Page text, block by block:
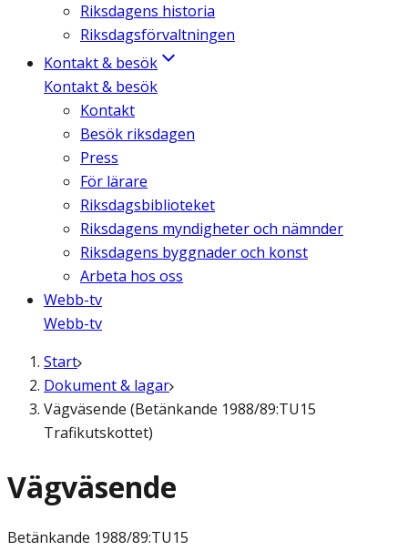
Riksdagens historia
Riksdagsförvaltningen
Kontakt & besök
Kontakt & besök
Kontakt
Besök riksdagen
Press
För lärare
Riksdagsbiblioteket
Riksdagens myndigheter och nämnder
Riksdagens byggnader och konst
Arbeta hos oss
Webb-tv
Webb-tv
Start
Dokument & lagar
Vägväsende (Betänkande 1988/89:TU15
Trafikutskottet)
Vägväsende
Betänkande 1988/89:TU15